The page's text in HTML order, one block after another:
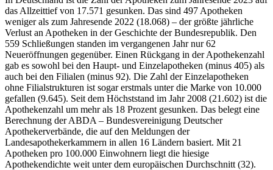
das Allzeittief von 17.571 gesunken. Das sind 497 Apotheken
weniger als zum Jahresende 2022 (18.068) – der größte jährliche
Verlust an Apotheken in der Geschichte der Bundesrepublik. Den
559 Schließungen standen im vergangenen Jahr nur 62
Neueröffnungen gegenüber. Einen Rückgang in der Apothekenzahl
gab es sowohl bei den Haupt- und Einzelapotheken (minus 405) als
auch bei den Filialen (minus 92). Die Zahl der Einzelapotheken
ohne Filialstrukturen ist sogar erstmals unter die Marke von 10.000
gefallen (9.645). Seit dem Höchststand im Jahr 2008 (21.602) ist die
Apothekenzahl um mehr als 18 Prozent gesunken. Das belegt eine
Berechnung der ABDA – Bundesvereinigung Deutscher
Apothekerverbände, die auf den Meldungen der
Landesapothekerkammern in allen 16 Ländern basiert. Mit 21
Apotheken pro 100.000 Einwohnern liegt die hiesige
Apothekendichte weit unter dem europäischen Durchschnitt (32).